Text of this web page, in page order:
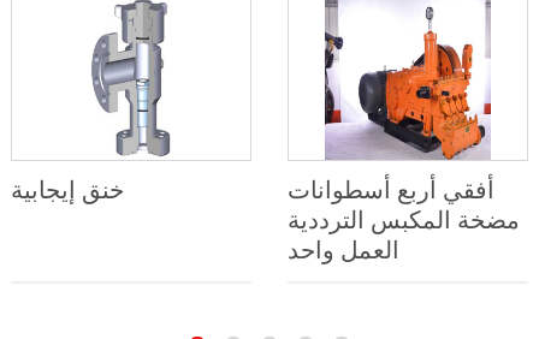
خنق إيجابية
أفقي أربع أسطوانات
مضخة المكبس الترددية
العمل واحد